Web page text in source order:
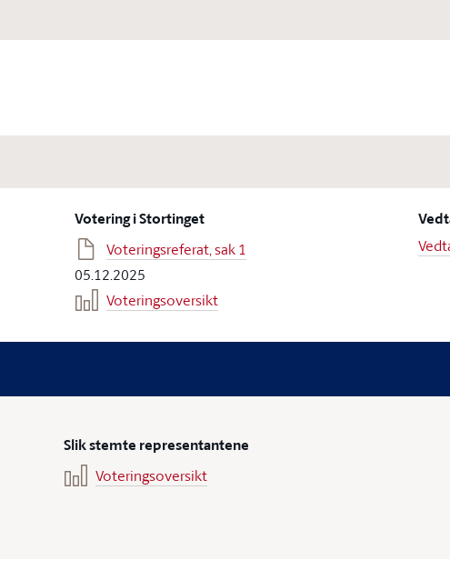
Votering i Stortinget
Voteringsreferat, sak 1
05.12.2025
Voteringsoversikt
Slik stemte representantene
Voteringsoversikt